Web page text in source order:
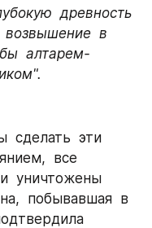
древность
возвышение  в
алтарем-
сделать  эти
все
уничтожены
побывавшая  в